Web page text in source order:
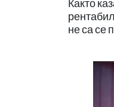
Както
не са се